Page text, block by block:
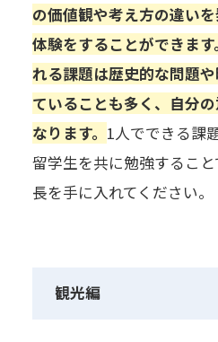
の価値観や考え方の違い
体験をすることができま
れる課題は歴史的な問題
ていることも多く、自分
なります。 1人でできる課
留学生を共に勉強するこ
長を手に入れてください。
観光編